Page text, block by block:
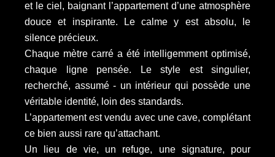
et le ciel, baignant l’appartement d’une atmosphère
douce et inspirante. Le calme y est absolu, le
silence précieux.
Chaque mètre carré a été intelligemment optimisé,
chaque ligne pensée. Le style est singulier,
recherché, assumé - un intérieur qui possède une
véritable identité, loin des standards.
L’appartement est vendu avec une cave, complétant
ce bien aussi rare qu’attachant.
Un lieu de vie, un refuge, une signature, pour